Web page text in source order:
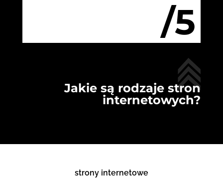
/5
Jakie są rodzaje stron
internetowych?
strony internetowe